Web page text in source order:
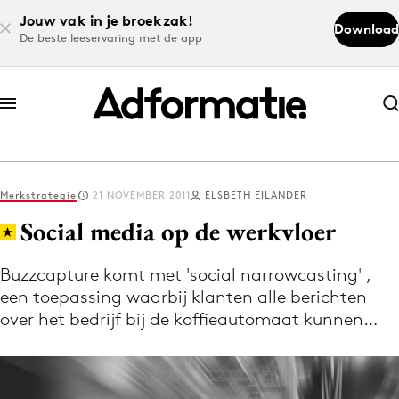
Jouw vak in je broekzak!
De beste leeservaring met de app
Download
Abonneer nu
Abonneer nu
Log in
Download de app
Volg het laatste nieuws via de Adformatie
Nieuws app
Merkstrategie 21 NOVEMBER 2011 ELSBETH EILANDER
Social media op de werkvloer
Buzzcapture komt met 'social narrowcasting' ,
een toepassing waarbij klanten alle berichten
over het bedrijf bij de koffieautomaat kunnen…